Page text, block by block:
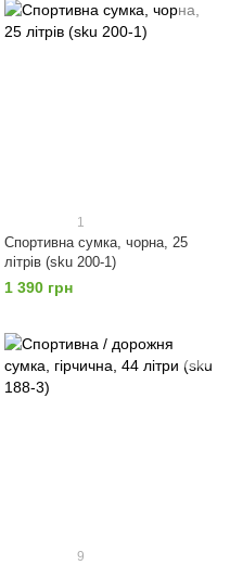
1
Спортивна сумка, чорна, 25
літрів (sku 200-1)
1 390 грн
9